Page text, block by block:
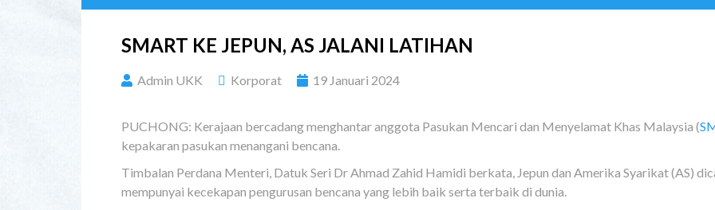
SMART KE JEPUN, AS JALANI LATIHAN
Admin UKK Korporat 19 Januari 2024
PUCHONG: Kerajaan bercadang menghantar anggota Pasukan Mencari dan Menyelamat Khas Malaysia (
kepakaran pasukan menangani bencana.
Timbalan Perdana Menteri, Datuk Seri Dr Ahmad Zahid Hamidi berkata, Jepun dan Amerika Syarikat (AS)
mempunyai kecekapan pengurusan bencana yang lebih baik serta terbaik di dunia.